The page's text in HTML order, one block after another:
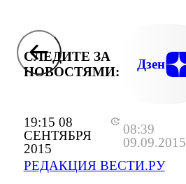
19:15 08
СЕНТЯБРЯ
2015
08:39
09.09.2015
РЕДАКЦИЯ ВЕСТИ.РУ
СЛЕДИТЕ ЗА
НОВОСТЯМИ:
Дзен